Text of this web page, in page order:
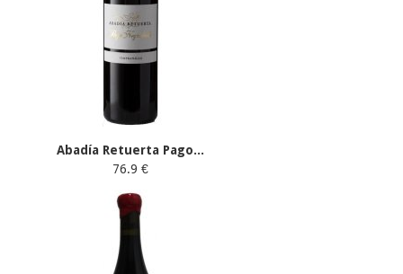
Abadía Retuerta Pago...
76.9 €